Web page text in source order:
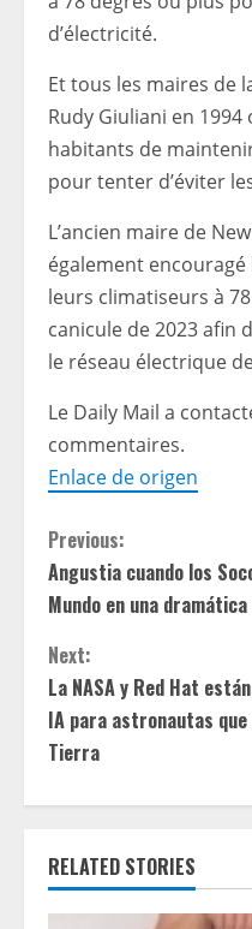
d’électricité.
Et tous les maires de
Rudy Giuliani en
habitants de
pour tenter d’éviter
L’ancien maire de
également
leurs climatiseurs à
canicule de 2023 afin
le réseau électrique
Le Daily Mail a
commentaires.
Enlace de origen
C
o
n
t
i
n
u
e
Previous:
Angustia cuando los
Mundo en una
Next:
La NASA y Red Hat
IA para astronautas
Tierra
RELATED STORIES